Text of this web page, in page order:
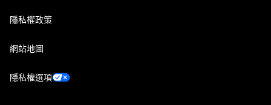
隱私權政策
網站地圖
隱私權選項